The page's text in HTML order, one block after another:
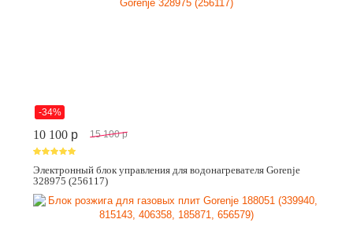
-34%
10 100 p 15 100 p
Электронный блок управления для водонагревателя Gorenje
328975 (256117)